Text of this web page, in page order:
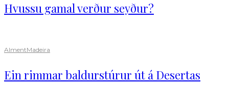
Hvussu gamal verður seyður?
AlmentMadeira
Ein rimmar baldurstúrur út á Desertas